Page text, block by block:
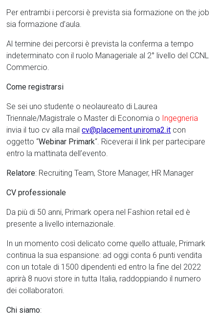
Per entrambi i percorsi è prevista sia formazione on the job
sia formazione d’aula.
Al termine dei percorsi è prevista la conferma a tempo
indeterminato con il ruolo Manageriale al 2° livello del CCNL
Commercio.
Come registrarsi
Se sei uno studente o neolaureato di Laurea
Triennale/Magistrale o Master di Economia o Ingegneria
invia il tuo cv alla mailcv@placement.uniroma2.it con
oggetto “Webinar Primark“. Riceverai il link per partecipare
entro la mattinata dell’evento.
Relatore: Recruiting Team, Store Manager, HR Manager
CV professionale
Da più di 50 anni, Primark opera nel Fashion retail ed è
presente a livello internazionale.
In un momento così delicato come quello attuale, Primark
continua la sua espansione: ad oggi conta 6 punti vendita
con un totale di 1500 dipendenti ed entro la fine del 2022
aprirà 8 nuovi store in tutta Italia, raddoppiando il numero
dei collaboratori.
Chi siamo: